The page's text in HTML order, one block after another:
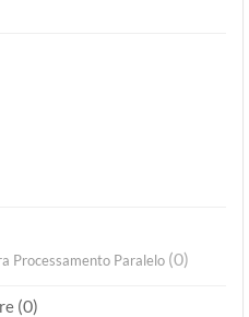
Processamento Paralelo (0)
(0)